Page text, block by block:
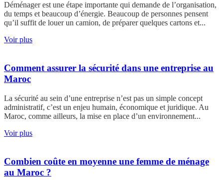
Déménager est une étape importante qui demande de l’organisation,
du temps et beaucoup d’énergie. Beaucoup de personnes pensent
qu’il suffit de louer un camion, de préparer quelques cartons et...
Voir plus
Comment assurer la sécurité dans une entreprise au
Maroc
La sécurité au sein d’une entreprise n’est pas un simple concept
administratif, c’est un enjeu humain, économique et juridique. Au
Maroc, comme ailleurs, la mise en place d’un environnement...
Voir plus
Combien coûte en moyenne une femme de ménage
au Maroc ?